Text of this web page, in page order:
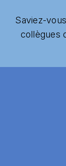
Saviez-
collègues